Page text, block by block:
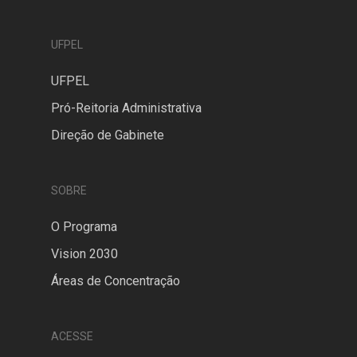
UFPEL
UFPEL
Pró-Reitoria Administrativa
Direção de Gabinete
SOBRE
O Programa
Vision 2030
Áreas de Concentração
ACESSE